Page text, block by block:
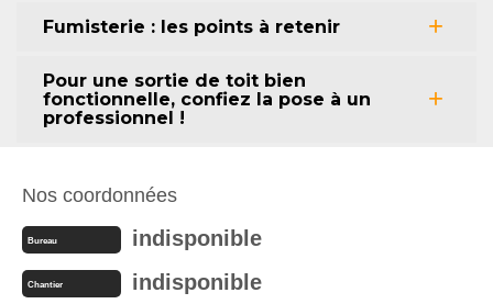
Fumisterie : les points à retenir
Pour une sortie de toit bien
fonctionnelle, confiez la pose à un
professionnel !
Nos coordonnées
Bureau indisponible
Chantier indisponible